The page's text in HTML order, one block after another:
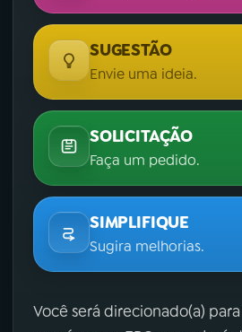
SUGESTÃO
Envie uma ideia.
SOLICITAÇÃO
Faça um pedido.
SIMPLIFIQUE
Sugira melhorias.
Você será direcionado(a) para